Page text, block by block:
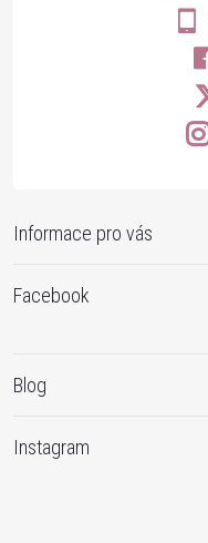
Informace pro vás
Facebook
Blog
Instagram